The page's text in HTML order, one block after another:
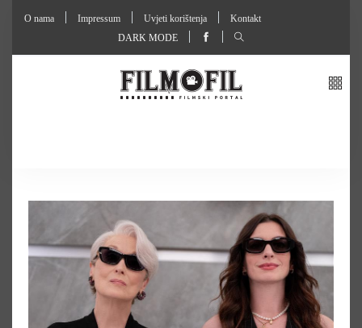
O nama Impressum Uvjeti korištenja
Kontakt
DARK MODE